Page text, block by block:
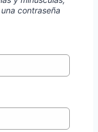
contraseña